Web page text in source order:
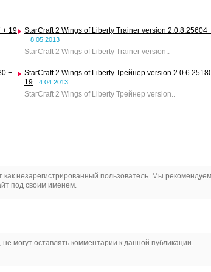
+ 19 StarCraft 2 Wings of Liberty Trainer version 2.0.8.25604
8.05.2013
StarCraft 2 Wings of Liberty Trainer version..
+
StarCraft 2 Wings of Liberty Трейнер version
19
4.04.2013
StarCraft 2 Wings of Liberty Трейнер version..
незарегистрированный пользователь. Мы рекомендуем
под своим именем.
, не могут оставлять комментарии к данной публикации.